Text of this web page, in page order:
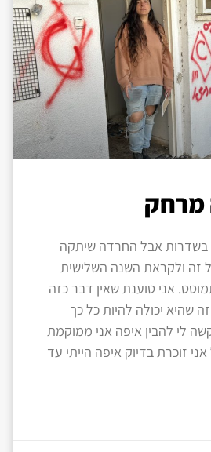
מרחק
בשדרות אבל החרדה שיתקה
זה ולקראת השנה השלישית
אני טוענת שאין דבר כזה
שהיא יכולה להיות כל כך
לי להבין איפה אני ממוקמת
זוכרת בדיוק איפה הייתי עד